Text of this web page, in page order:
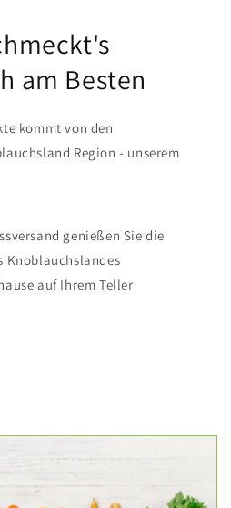
am Besten
kommt von den
Region - unserem
genießen Sie die
Knoblauchslandes
auf Ihrem Teller